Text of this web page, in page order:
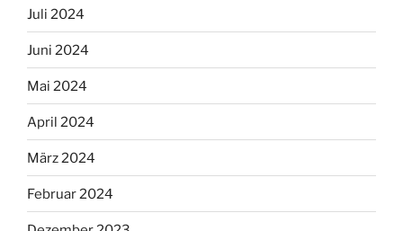
Juli 2024
Juni 2024
Mai 2024
April 2024
März 2024
Februar 2024